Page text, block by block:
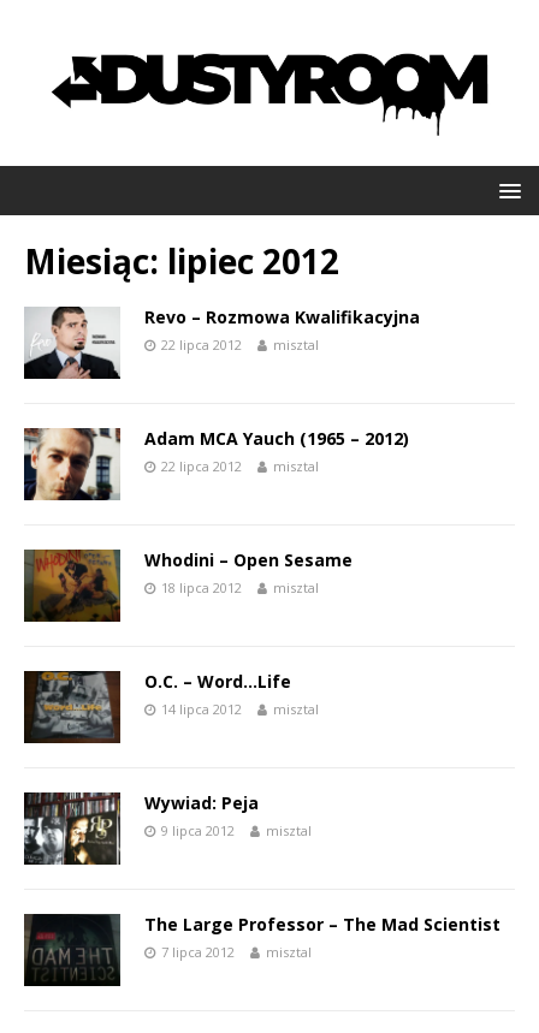
Miesiąc: lipiec 2012
Revo – Rozmowa Kwalifikacyjna
22 lipca 2012 misztal
Adam MCA Yauch (1965 – 2012)
22 lipca 2012 misztal
Whodini – Open Sesame
18 lipca 2012 misztal
O.C. – Word…Life
14 lipca 2012 misztal
Wywiad: Peja
9 lipca 2012 misztal
The Large Professor – The Mad Scientist
7 lipca 2012 misztal